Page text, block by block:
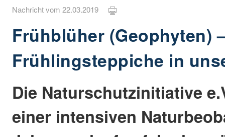
Nachricht vom 22.03.2019
Frühblüher (Geophyten)
Frühlingsteppiche in
Die Naturschutzinitiative
einer intensiven